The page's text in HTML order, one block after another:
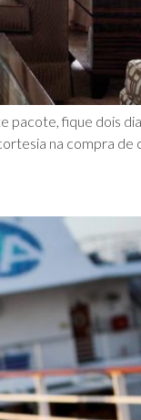
pacote, fique dois
na compra de